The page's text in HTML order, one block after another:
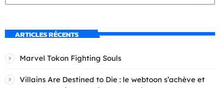
ARTICLES RÉCENTS
Marvel Tokon Fighting Souls
Villains Are Destined to Die : le webtoon s’achève et